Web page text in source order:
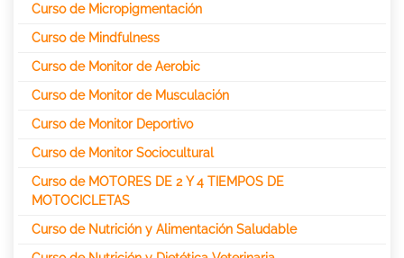
Curso de Micropigmentación
Curso de Mindfulness
Curso de Monitor de Aerobic
Curso de Monitor de Musculación
Curso de Monitor Deportivo
Curso de Monitor Sociocultural
Curso de MOTORES DE 2 Y 4 TIEMPOS DE
MOTOCICLETAS
Curso de Nutrición y Alimentación Saludable